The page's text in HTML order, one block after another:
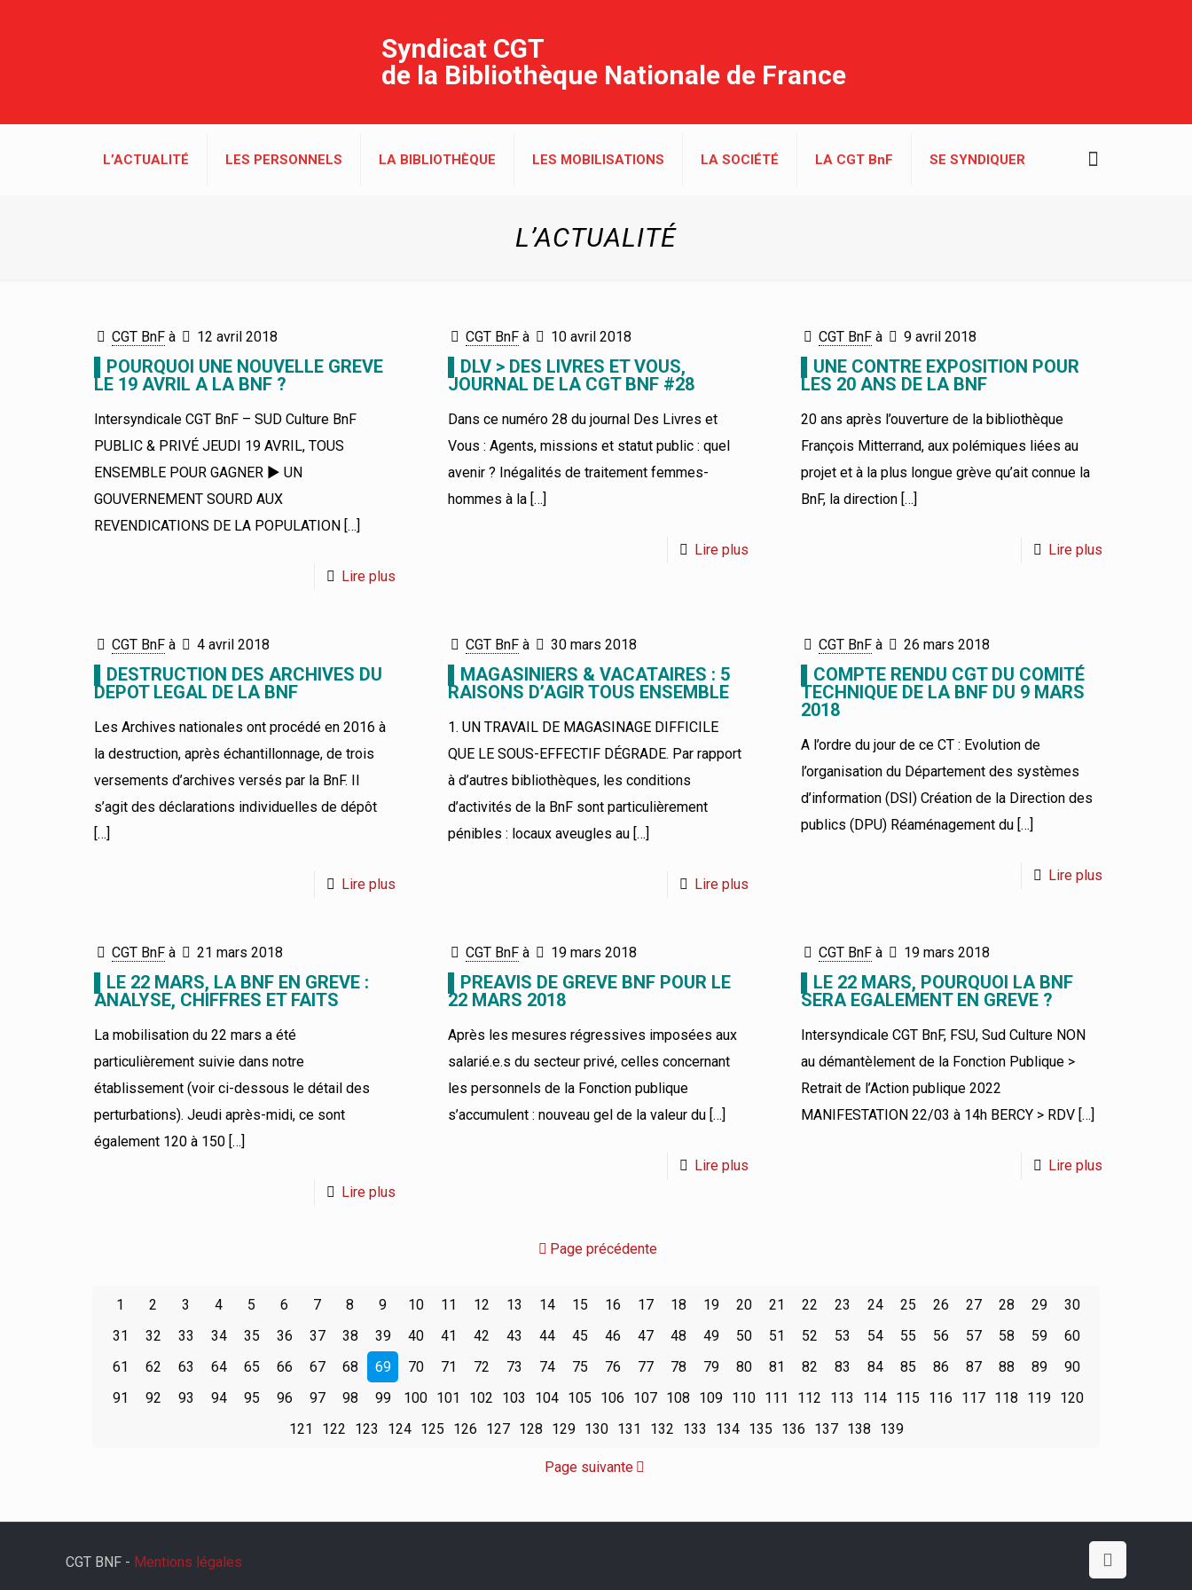
Syndicat CGT
de la Bibliothèque Nationale de France
L’ACTUALITÉ LES PERSONNELS LA BIBLIOTHÈQUE LES MOBILISATIONS LA SOCIÉTÉ LA CGT BnF SE SYNDIQUER
L’ACTUALITÉ
CGT BnF à 12 avril 2018
▌POURQUOI UNE NOUVELLE GREVE
LE 19 AVRIL A LA BNF ?
Intersyndicale CGT BnF – SUD Culture BnF
PUBLIC & PRIVÉ JEUDI 19 AVRIL, TOUS
ENSEMBLE POUR GAGNER ► UN
GOUVERNEMENT SOURD AUX
REVENDICATIONS DE LA POPULATION[…]
Lire plus
CGT BnF à 10 avril 2018
▌DLV > DES LIVRES ET VOUS,
JOURNAL DE LA CGT BNF #28
Dans ce numéro 28 du journal Des Livres et
Vous : Agents, missions et statut public : quel
avenir ? Inégalités de traitement femmes-
hommes à la[…]
Lire plus
CGT BnF à 9 avril 2018
▌UNE CONTRE EXPOSITION POUR
LES 20 ANS DE LA BNF
20 ans après l’ouverture de la bibliothèque
François Mitterrand, aux polémiques liées au
projet et à la plus longue grève qu’ait connue la
BnF, la direction […]
Lire plus
CGT BnF à 4 avril 2018
▌DESTRUCTION DES ARCHIVES DU
DEPOT LEGAL DE LA BNF
Les Archives nationales ont procédé en 2016 à
la destruction, après échantillonnage, de trois
versements d’archives versés par la BnF. Il
s’agit des déclarations individuelles de dépôt
[…]
Lire plus
CGT BnF à 30 mars 2018
▌MAGASINIERS & VACATAIRES : 5
RAISONS D’AGIR TOUS ENSEMBLE
1. UN TRAVAIL DE MAGASINAGE DIFFICILE
QUE LE SOUS-EFFECTIF DÉGRADE. Par rapport
à d’autres bibliothèques, les conditions
d’activités de la BnF sont particulièrement
pénibles : locaux aveugles au[…]
Lire plus
CGT BnF à 26 mars 2018
▌COMPTE RENDU CGT DU COMITÉ
TECHNIQUE DE LA BNF DU 9 MARS
2018
A l’ordre du jour de ce CT : Evolution de
l’organisation du Département des systèmes
d’information (DSI) Création de la Direction des
publics (DPU) Réaménagement du […]
Lire plus
CGT BnF à 21 mars 2018
▌LE 22 MARS, LA BNF EN GREVE :
ANALYSE, CHIFFRES ET FAITS
La mobilisation du 22 mars a été
particulièrement suivie dans notre
établissement (voir ci-dessous le détail des
perturbations). Jeudi après-midi, ce sont
également 120 à 150[…]
Lire plus
CGT BnF à 19 mars 2018
▌PREAVIS DE GREVE BNF POUR LE
22 MARS 2018
Après les mesures régressives imposées aux
salarié.e.s du secteur privé, celles concernant
les personnels de la Fonction publique
s’accumulent : nouveau gel de la valeur du[…]
Lire plus
CGT BnF à 19 mars 2018
▌LE 22 MARS, POURQUOI LA BNF
SERA EGALEMENT EN GREVE ?
Intersyndicale CGT BnF, FSU, Sud Culture NON
au démantèlement de la Fonction Publique >
Retrait de l’Action publique 2022
MANIFESTATION 22/03 à 14h BERCY > RDV […]
Lire plus
Page précédente
1 2 3 4 5 6 7 8 9 10 11 12 13 14 15 16 17 18 19 20 21 22 23 24 25 26 27 28 29
30
31
32 33 34 35 36 37 38 39 40 41 42 43 44 45 46 47 48 49 50 51 52 53 54 55 56 57 58 59
60
61
62 63 64 65 66 67 68 69 70 71 72 73 74 75 76 77 78 79 80 81 82 83 84 85 86 87 88 89
90
91
92 93 94 95 96 97 98 99 100 101 102 103 104 105 106 107 108 109 110 111 112 113 114 115 116 117 118 119 120
121
122 123 124 125 126 127 128 129 130 131 132 133 134 135 136 137 138 139
Page suivante
CGT BNF - Mentions légales